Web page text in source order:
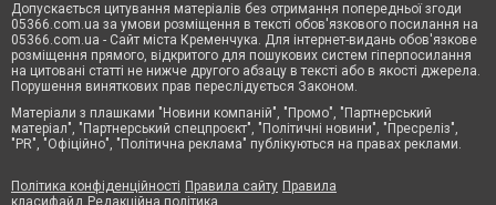
Допускається цитування матеріалів без отримання попередньої згоди
05366.com.ua за умови розміщення в тексті обов'язкового посилання на
05366.com.ua - Сайт міста Кременчука. Для інтернет-видань обов'язкове
розміщення прямого, відкритого для пошукових систем гіперпосилання
на цитовані статті не нижче другого абзацу в тексті або в якості джерела.
Порушення виняткових прав переслідується Законом.
Матеріали з плашками "Новини компаній", "Промо", "Партнерський
матеріал", "Партнерський спецпроєкт", "Політичні новини", "Пресреліз",
"PR", "Офіційно", "Політична реклама" публікуються на правах реклами.
Політика конфіденційності Правила сайту Правила